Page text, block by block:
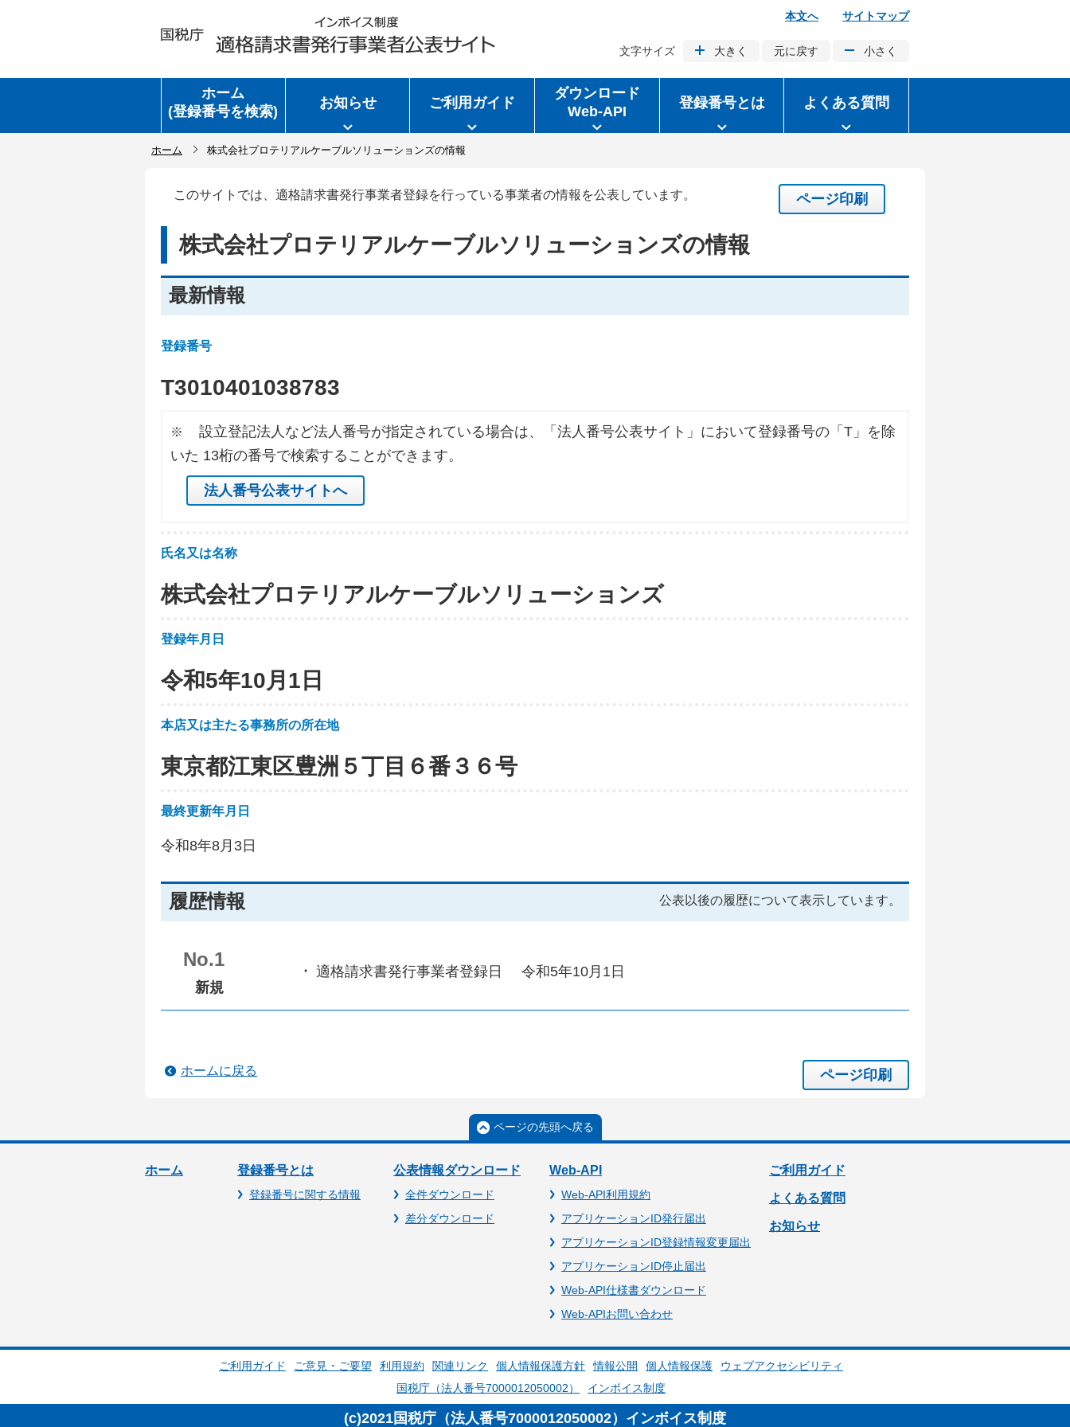
本文へ サイトマップ
文字サイズ 大きく 元に戻す 小さく
ホーム
(登録番号を検索)
お知らせ ご利用ガイド
ダウンロード
Web-API
登録番号とは よくある質問
ホーム 株式会社プロテリアルケーブルソリューションズの情報
このサイトでは、適格請求書発行事業者登録を行っている事業者の情報を公表しています。 ページ印刷
株式会社プロテリアルケーブルソリューションズの情報
最新情報
登録番号
T3010401038783
※
設立登記法人など法人番号が指定されている場合は、「法人番号公表サイト」において登録番号の「T」を除
いた 13桁の番号で検索することができます。
法人番号公表サイトへ
氏名又は名称
株式会社プロテリアルケーブルソリューションズ
登録年月日
令和5年10月1日
本店又は主たる事務所の所在地
東京都江東区豊洲５丁目６番３６号
最終更新年月日
令和8年8月3日
履歴情報 公表以後の履歴について表示しています。
No.1
新規
適格請求書発行事業者登録日 令和5年10月1日
ページ印刷
ホームに戻る
ページの先頭へ戻る
ホーム 登録番号とは
登録番号に関する情報
公表情報ダウンロード
全件ダウンロード
差分ダウンロード
Web-API
Web-API利用規約
アプリケーションID発行届出
アプリケーションID登録情報変更届出
アプリケーションID停止届出
Web-API仕様書ダウンロード
Web-APIお問い合わせ
ご利用ガイド
よくある質問
お知らせ
ご利用ガイド ご意見・ご要望 利用規約 関連リンク 個人情報保護方針 情報公開 個人情報保護
ウェブアクセシビリティ
国税庁（法人番号7000012050002）
インボイス制度
(c)2021国税庁（法人番号7000012050002）インボイス制度